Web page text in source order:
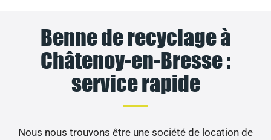
Benne de recyclage à
Châtenoy-en-Bresse :
service rapide
Nous nous trouvons être une société de location de